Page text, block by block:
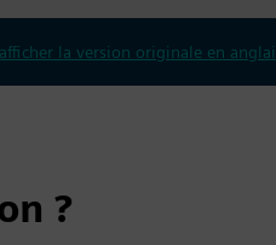
la version originale en
?